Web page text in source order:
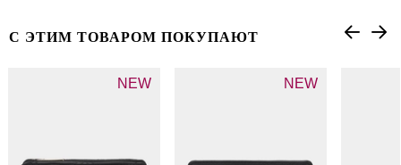
С ЭТИМ ТОВАРОМ ПОКУПАЮТ
NEW NEW